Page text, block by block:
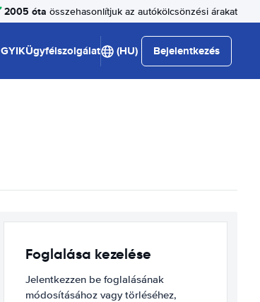
2005 óta összehasonlítjuk az autókölcsönzési árakat
GYIKÜgyfélszolgálat (HU) Bejelentkezés
Foglalása kezelése
Jelentkezzen be foglalásának
módosításához vagy törléséhez,